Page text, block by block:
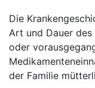
Rubriken
Die
Art und Dauer
oder
der Familie